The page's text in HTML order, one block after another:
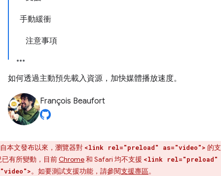
手動緩衝
注意事項
如何透過主動預先載入資源，加快媒體播放速度。
François Beaufort
自本文發布以來，瀏覽器對 <link rel="preload" as="video"> 的
已有所變動，目前Chrome和 Safari 均不支援 <link rel="preload"
。如要測試支援功能，請參閱支援專區。